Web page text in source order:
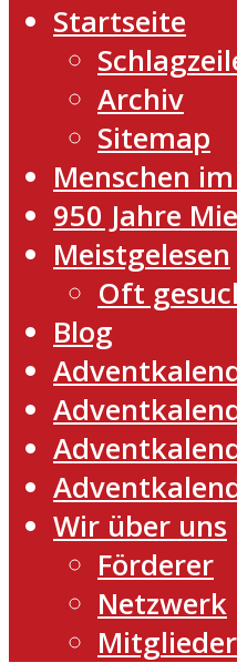
Startseite
Archiv
Sitemap
Menschen
950 Jahre
Meistgelesen
Oft
Blog
Wir über uns
Förderer
Netzwerk
Mitglieder